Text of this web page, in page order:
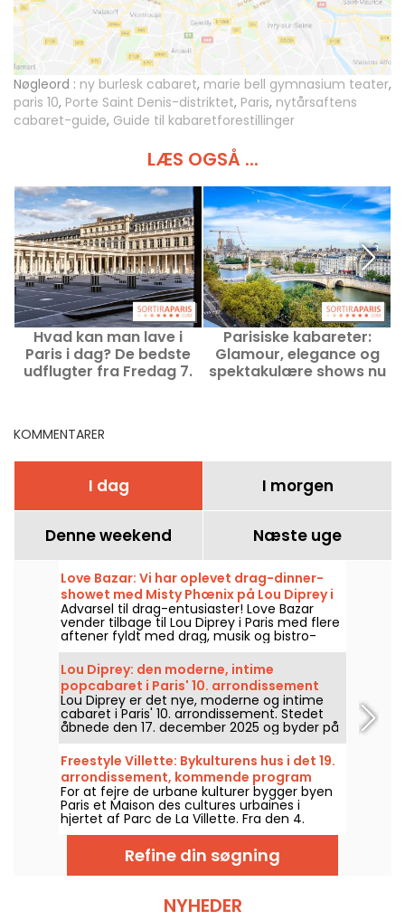
Nøgleord : ny burlesk cabaret, marie bell gymnasium teater,
paris 10, Porte Saint Denis-distriktet, Paris, nytårsaftens
cabaret-guide, Guide til kabaretforestillinger
LÆS OGSÅ ...
Hvad kan man lave i
Paris i dag? De bedste
udflugter fra Fredag 7.
Parisiske kabareter:
Glamour, elegance og
spektakulære shows nu
KOMMENTARER
I dag I morgen
Denne weekend Næste uge
Love Bazar: Vi har oplevet drag-dinner-
showet med Misty Phœnix på Lou Diprey i
Paris – vores anmeldelse
Advarsel til drag-entusiaster! Love Bazar
vender tilbage til Lou Diprey i Paris med flere
aftener fyldt med drag, musik og bistro-
middag. Arrangementet ledes af Misty
Phœnix, Azémylia og Jenny From The
Blocnote den 22., 23., 28. og 29. januar, samt
den 20., 21., 25. og 26. februar — og fra marts
2026 vil det foregå hver torsdag og fredag
aften. Et helt nyt show i et immersivt og
scenefrit setup, designet til at skabe en helt
direkte kontakt mellem artisterne og
publikum. Vi var der selv, og her er alt om
det!
Lou Diprey: den moderne, intime
popcabaret i Paris' 10. arrondissement
Lou Diprey er det nye, moderne og intime
cabaret i Paris' 10. arrondissement. Stedet
åbnede den 17. december 2025 og byder på
bistronome middage, koreograferede shows
og festlige afterparties i en dæmpet
stemning, designet til en nutidig
aftenoplevelse. Er I klar til at opleve noget
helt unikt?
Freestyle Villette: Bykulturens hus i det 19.
arrondissement, kommende program
For at fejre de urbane kulturer bygger byen
Paris et Maison des cultures urbaines i
hjertet af Parc de La Villette. Fra den 4.
oktober 2025 vil du kunne opleve urban
dans, musik, sport og gadekunst.
Refine din søgning
NYHEDER